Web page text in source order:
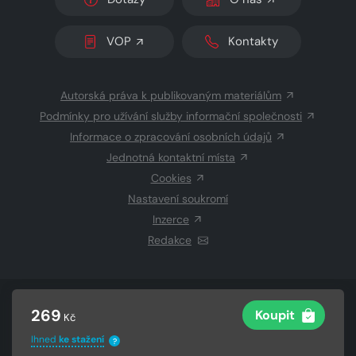
269 Kč Koupit
Ihned ke stažení ?
VOP Kontakty
Autorská práva k publikovaným materiálům
Podmínky pro užívání služby informační společnosti
Informace o zpracování osobních údajů
Jednotná kontaktní místa
Cookies
Nastavení soukromí
Inzerce
Redakce
CZECH NEWS CENTER a.s.a dodavatelé
Vysázeno